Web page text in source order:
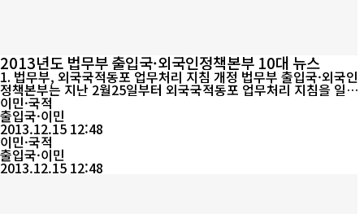
2013년도 법무부 출입국·외국인정책본부 10대 뉴스
1. 법무부, 외국국적동포 업무처리 지침 개정 법무부 출입국·외국인
정책본부는 지난 2월25일부터 외국국적동포 업무처리 지침을 일부
개정하여 실시하였다. 가. 방문취업(H-2) 자격 ○ 국적취득자 친척
초청에 대한 기간경과 규정 폐지 법무부는 그동안 국적취득자의 경
우 국적취득 후 2년이 경과되어야만 방문취업 목적으로 친척초청이
가능하도록 하였으나 개정 후 기간경과 없이 대한민국 국적 취득한
날부터 방문취업 목적...
이민·국적
출입국·이민
2013.12.15 12:48
이민·국적
출입국·이민
2013.12.15 12:48